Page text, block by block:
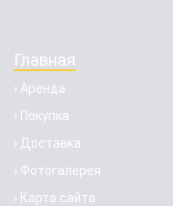
Главная
› Аренда
› Покупка
› Доставка
› Фотогалерея
› Карта сайта